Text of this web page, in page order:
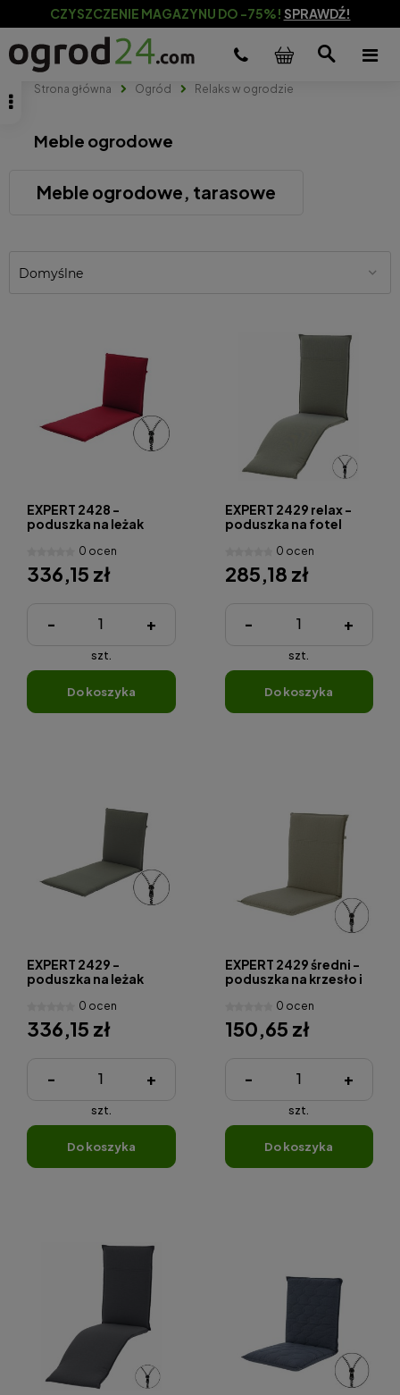
CZYSZCZENIE MAGAZYNU DO -75%! SPRAWDŹ!
Strona główna Ogród Relaks w ogrodzie
Meble ogrodowe
Meble ogrodowe, tarasowe
EXPERT 2428 -
poduszka na leżak
0 ocen
336,15 zł
- +
szt.
do koszyka
EXPERT 2429 relax -
poduszka na fotel
0 ocen
285,18 zł
- +
szt.
do koszyka
EXPERT 2429 -
poduszka na leżak
0 ocen
336,15 zł
- +
szt.
do koszyka
EXPERT 2429 średni -
poduszka na krzesło i
0 ocen
150,65 zł
- +
szt.
do koszyka